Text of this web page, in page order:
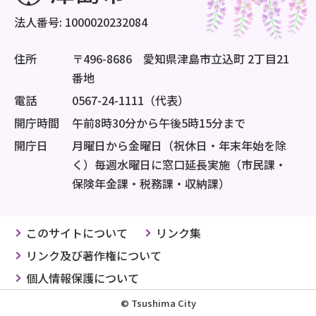
法人番号: 1000020232084
住所
〒496-8686 愛知県津島市立込町 2丁目21
番地
電話
0567-24-1111（代表）
開庁時間
午前8時30分から午後5時15分まで
開庁日
月曜日から金曜日（祝休日・年末年始を除
く）毎週水曜日に窓口延長実施（市民課・
保険年金課・税務課・収納課）
このサイトについて
リンク集
リンク及び著作権について
個人情報保護について
© Tsushima City